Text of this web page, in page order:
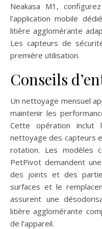
Neakasa M1,
l’application mobile
litière agglomérante
Les capteurs de
première utilisation.
Conseils
Un nettoyage mensuel
maintenir les
Cette opération
nettoyage des capteurs
rotation. Les modèles
PetPivot demandent
des joints et des
surfaces et le
assurent une
litière agglomérante
de l’appareil.